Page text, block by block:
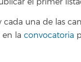
el primer
cada una de las
la convocatoria